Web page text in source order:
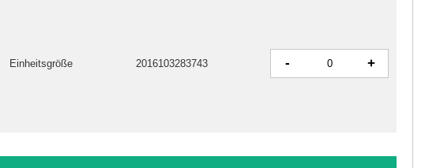
Einheitsgröße 2016103283743 - +